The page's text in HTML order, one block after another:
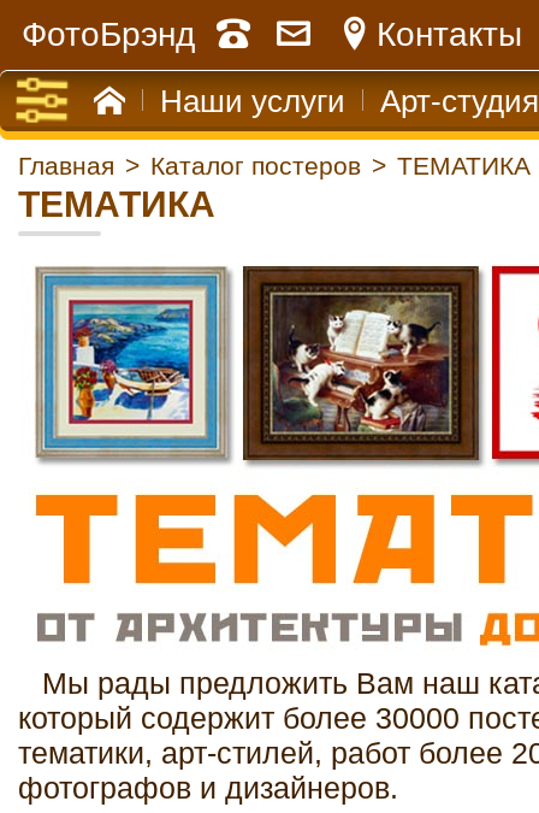
ФотоБрэнд Контакты
Наши услуги Арт-студия
Главная > Каталог постеров > ТЕМАТИКА
ТЕМАТИКА
Мы рады предложить Вам наш
который содержит более 30000
тематики, арт-стилей, работ более
фотографов и дизайнеров.